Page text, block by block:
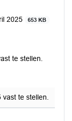
2025 653 KB
te stellen.
te stellen.